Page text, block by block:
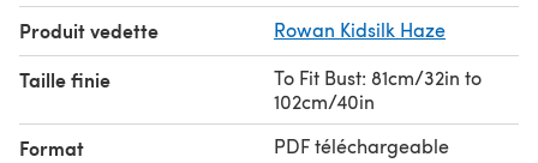
Produit vedette Rowan Kidsilk Haze
Taille finie
To Fit Bust: 81cm/32in to
102cm/40in
Format PDF téléchargeable